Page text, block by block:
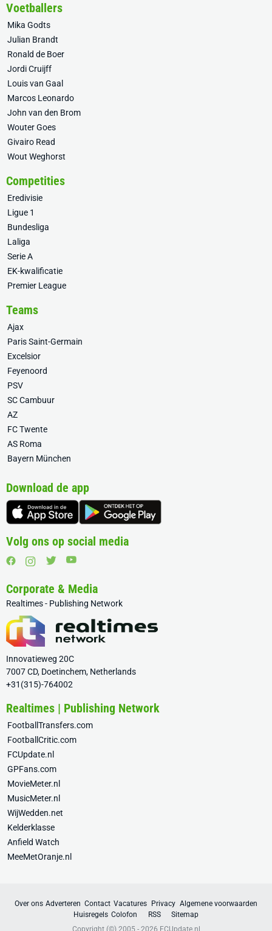
Voetballers
Mika Godts
Julian Brandt
Ronald de Boer
Jordi Cruijff
Louis van Gaal
Marcos Leonardo
John van den Brom
Wouter Goes
Givairo Read
Wout Weghorst
Competities
Eredivisie
Ligue 1
Bundesliga
Laliga
Serie A
EK-kwalificatie
Premier League
Teams
Ajax
Paris Saint-Germain
Excelsior
Feyenoord
PSV
SC Cambuur
AZ
FC Twente
AS Roma
Bayern München
Download de app
Volg ons op social media
Corporate & Media
Realtimes - Publishing Network
Innovatieweg 20C
7007 CD, Doetinchem, Netherlands
+31(315)-764002
Realtimes | Publishing Network
FootballTransfers.com
FootballCritic.com
FCUpdate.nl
GPFans.com
MovieMeter.nl
MusicMeter.nl
WijWedden.net
Kelderklasse
Anfield Watch
MeeMetOranje.nl
Over ons Adverteren Contact Vacatures Privacy Algemene voorwaarden
Huisregels Colofon RSS
Sitemap
Copyright (©) 2005 - 2026 FCUpdate.nl